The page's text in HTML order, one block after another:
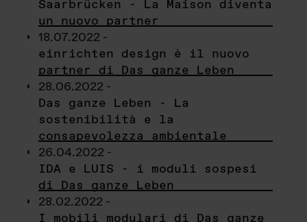
Saarbrücken - La Maison diventa
un nuovo partner
18.07.2022 -
einrichten design è il nuovo
partner di Das ganze Leben
28.06.2022 -
Das ganze Leben - La
sostenibilità e la
consapevolezza ambientale
26.04.2022 -
IDA e LUIS - i moduli sospesi
di Das ganze Leben
28.02.2022 -
I mobili modulari di Das ganze